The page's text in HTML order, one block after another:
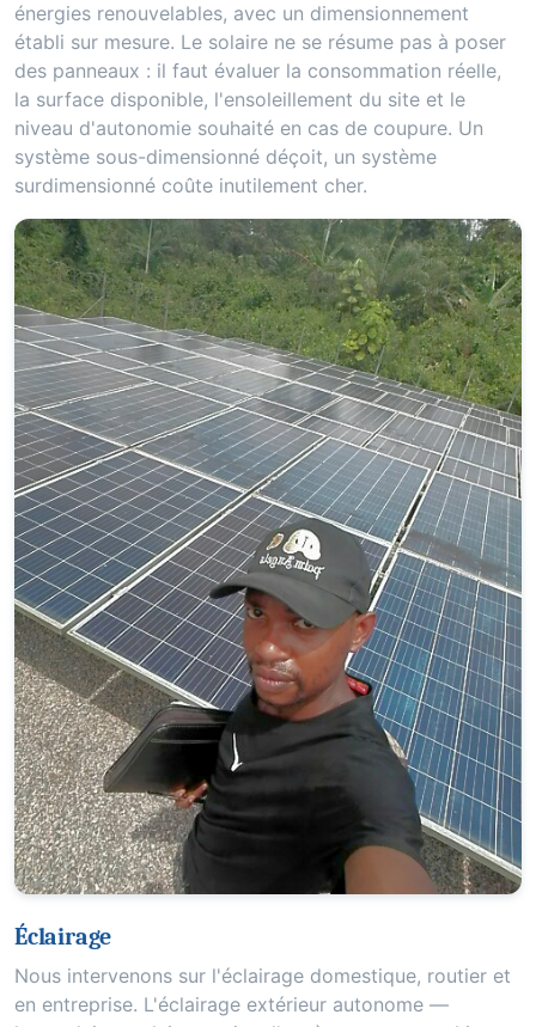
énergies renouvelables, avec un dimensionnement
établi sur mesure. Le solaire ne se résume pas à poser
des panneaux : il faut évaluer la consommation réelle,
la surface disponible, l'ensoleillement du site et le
niveau d'autonomie souhaité en cas de coupure. Un
système sous-dimensionné déçoit, un système
surdimensionné coûte inutilement cher.
Éclairage
Nous intervenons sur l'éclairage domestique, routier et
en entreprise. L'éclairage extérieur autonome —